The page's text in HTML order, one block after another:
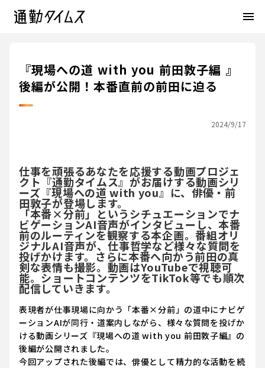
menu
『現場への道 with you 前田敦子編 』
後編が公開！本番直前の前田に迫る
2024/9/17
仕事を頑張るあなたを応援する動画プロジェ
クト『通勤タイムス』がお届けする動画シリ
ーズ『現場への道 with you』に、俳優・前
田敦子が登場します。
「本番×分前」というシチュエーションでナ
ビゲーションAI音声がインタビューし、本番
前のルーティンを観察する本企画。番組オリ
ジナルAI音声が、仕事哲学など様々な質問を
投げかけます。さらに本番へ向かう前田の真
剣な表情も撮影。動画はYouTubeで視聴可
能。ショートコンテンツをTikTok等でも順次
配信していきます。
表現者が仕事現場に向かう「本番×分前」の道中にナビゲ
ーションAIが同行・道案内しながら、様々な質問を投げか
ける動画シリーズ『現場への道 with you 前田敦子編』の
後編が公開されました。
今回アップされた後編では、俳優として精力的な活動を続